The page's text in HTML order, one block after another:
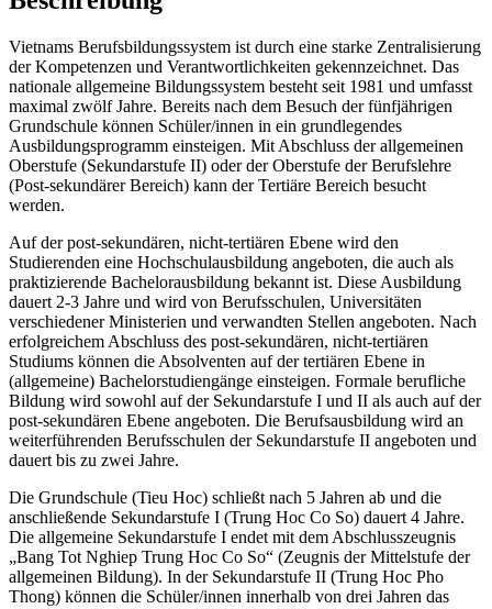
Vietnams Berufsbildungssystem ist durch eine starke Zentralisierung
der Kompetenzen und Verantwortlichkeiten gekennzeichnet. Das
nationale allgemeine Bildungssystem besteht seit 1981 und umfasst
maximal zwölf Jahre. Bereits nach dem Besuch der fünfjährigen
Grundschule können Schüler/innen in ein grundlegendes
Ausbildungsprogramm einsteigen. Mit Abschluss der allgemeinen
Oberstufe (Sekundarstufe II) oder der Oberstufe der Berufslehre
(Post-sekundärer Bereich) kann der Tertiäre Bereich besucht
werden.
Auf der post-sekundären, nicht-tertiären Ebene wird den
Studierenden eine Hochschulausbildung angeboten, die auch als
praktizierende Bachelorausbildung bekannt ist. Diese Ausbildung
dauert 2-3 Jahre und wird von Berufsschulen, Universitäten
verschiedener Ministerien und verwandten Stellen angeboten. Nach
erfolgreichem Abschluss des post-sekundären, nicht-tertiären
Studiums können die Absolventen auf der tertiären Ebene in
(allgemeine) Bachelorstudiengänge einsteigen. Formale berufliche
Bildung wird sowohl auf der Sekundarstufe I und II als auch auf der
post-sekundären Ebene angeboten. Die Berufsausbildung wird an
weiterführenden Berufsschulen der Sekundarstufe II angeboten und
dauert bis zu zwei Jahre.
Die Grundschule (Tieu Hoc) schließt nach 5 Jahren ab und die
anschließende Sekundarstufe I (Trung Hoc Co So) dauert 4 Jahre.
Die allgemeine Sekundarstufe I endet mit dem Abschlusszeugnis
„Bang Tot Nghiep Trung Hoc Co So“ (Zeugnis der Mittelstufe der
allgemeinen Bildung). In der Sekundarstufe II (Trung Hoc Pho
Thong) können die Schüler/innen innerhalb von drei Jahren das